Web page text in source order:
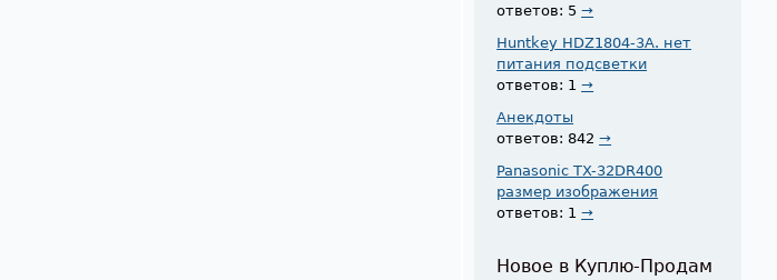
ответов: 5→
Huntkey HDZ1804-3A. нет
питания подсветки
ответов: 1→
Анекдоты
ответов: 842→
Panasonic TX-32DR400
размер изображения
ответов: 1→
Новое в Куплю-Продам